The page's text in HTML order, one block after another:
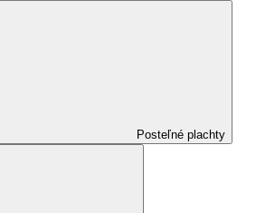
Posteľné plachty